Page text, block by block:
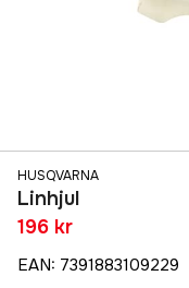
HUSQVARNA
Linhjul
196 kr
EAN: 7391883109229